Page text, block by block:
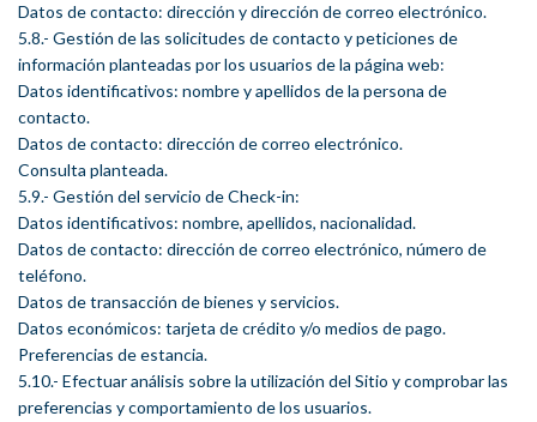
Datos de contacto: dirección y dirección de correo electrónico.
5.8.- Gestión de las solicitudes de contacto y peticiones de
información planteadas por los usuarios de la página web:
Datos identificativos: nombre y apellidos de la persona de
contacto.
Datos de contacto: dirección de correo electrónico.
Consulta planteada.
5.9.- Gestión del servicio de Check-in:
Datos identificativos: nombre, apellidos, nacionalidad.
Datos de contacto: dirección de correo electrónico, número de
teléfono.
Datos de transacción de bienes y servicios.
Datos económicos: tarjeta de crédito y/o medios de pago.
Preferencias de estancia.
5.10.- Efectuar análisis sobre la utilización del Sitio y comprobar las
preferencias y comportamiento de los usuarios.